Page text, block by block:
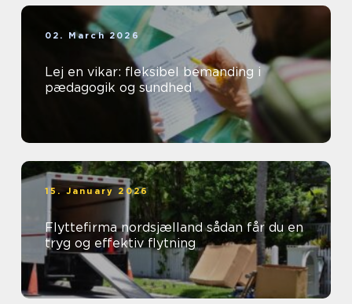
02. March 2026
Lej en vikar: fleksibel bemanding i
pædagogik og sundhed
15. January 2026
Flyttefirma nordsjælland sådan får du en
tryg og effektiv flytning